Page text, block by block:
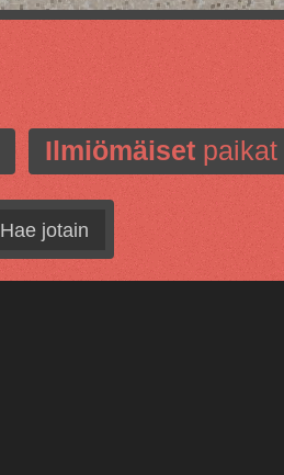
Ilmiömäiset paikat
Hae jotain